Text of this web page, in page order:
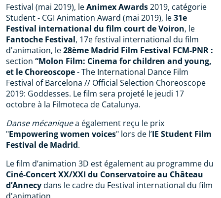
Festival (mai 2019), leAnimex Awards2019, catégorie
Student - CGI Animation Award (mai 2019), le31e
Festival international du film court de Voiron, le
Fantoche Festival, 17e festival international du film
d'animation, le28ème Madrid Film Festival FCM-PNR :
section “Molon Film: Cinema for children and young,
et le Choreoscope- The International Dance Film
Festival of Barcelona // Official Selection Choreoscope
2019: Goddesses. Le film sera projeté le jeudi 17
octobre à la Filmoteca de Catalunya.
Danse mécaniquea également reçu le prix
"Empowering women voices" lors de l’IE Student Film
Festival de Madrid.
Le film d’animation 3D est également au programme du
Ciné-Concert XX/XXI du Conservatoire au Château
d’Annecydans le cadre du Festival international du film